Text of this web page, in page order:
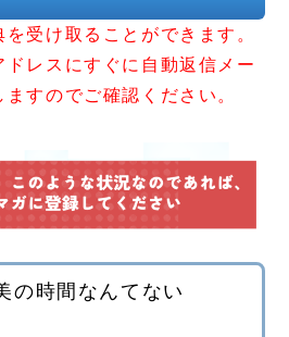
受け取ることができます。
レスにすぐに自動返信メー
すのでご確認ください。
の時間なんてない